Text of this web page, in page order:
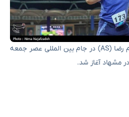
دور چهارم جام بین المللی امام رضا (AS) در جام بین المللی عصر جمعه